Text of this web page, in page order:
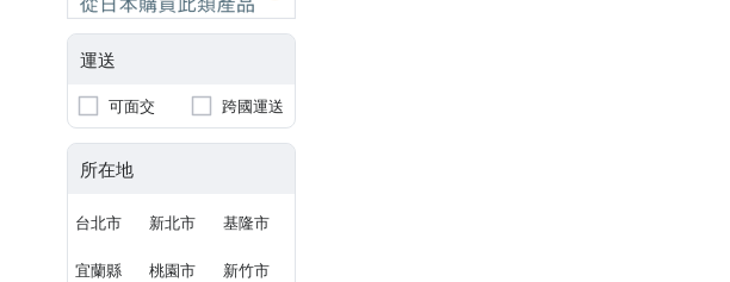
運送
可面交 跨國運送
所在地
台北市 新北市 基隆市
宜蘭縣 桃園市 新竹市